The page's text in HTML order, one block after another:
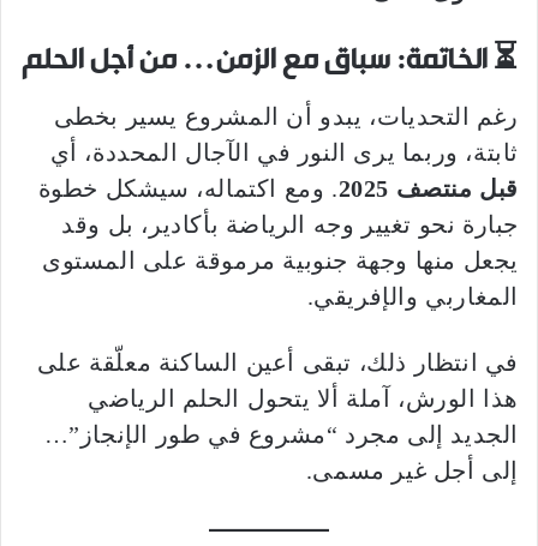
⏳ الخاتمة: سباق مع الزمن… من أجل الحلم
رغم التحديات، يبدو أن المشروع يسير بخطى
ثابتة، وربما يرى النور في الآجال المحددة، أي
قبل منتصف 2025
. ومع اكتماله، سيشكل خطوة
جبارة نحو تغيير وجه الرياضة بأكادير، بل وقد
يجعل منها وجهة جنوبية مرموقة على المستوى
المغاربي والإفريقي.
في انتظار ذلك، تبقى أعين الساكنة معلّقة على
هذا الورش، آملة ألا يتحول الحلم الرياضي
الجديد إلى مجرد “مشروع في طور الإنجاز”…
إلى أجل غير مسمى.